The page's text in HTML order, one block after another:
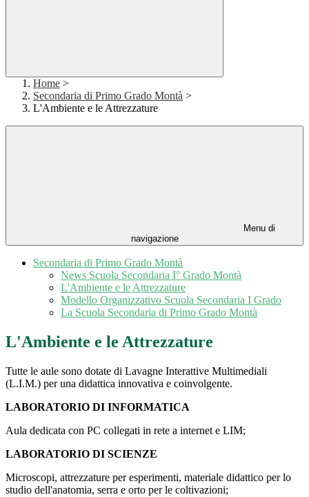
Home >
Secondaria di Primo Grado Montà >
L'Ambiente e le Attrezzature
Menu di
navigazione
Secondaria di Primo Grado Montà
News Scuola Secondaria I° Grado Montà
L'Ambiente e le Attrezzature
Modello Organizzativo Scuola Secondaria I Grado
La Scuola Secondaria di Primo Grado Montà
L'Ambiente e le Attrezzature
Tutte le aule sono dotate di Lavagne Interattive Multimediali
(L.I.M.) per una didattica innovativa e coinvolgente.
LABORATORIO DI INFORMATICA
Aula dedicata con PC collegati in rete a internet e LIM;
LABORATORIO DI SCIENZE
Microscopi, attrezzature per esperimenti, materiale didattico per lo
studio dell'anatomia, serra e orto per le coltivazioni;